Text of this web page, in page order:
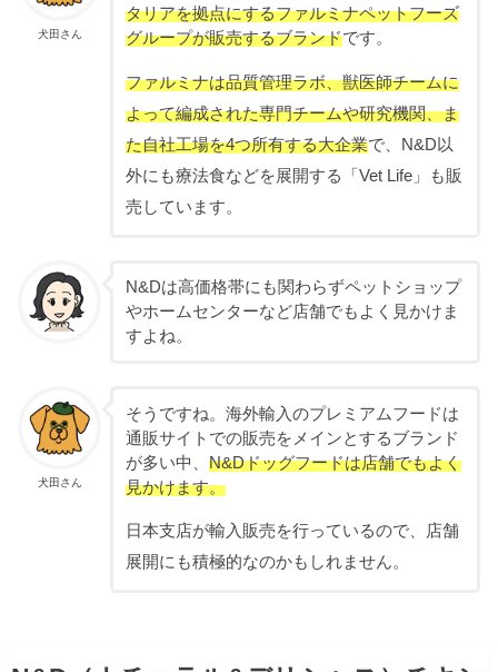
犬田さん
タリアを拠点にするファルミナペットフーズ
グループが販売するブランドです。
ファルミナは品質管理ラボ、獣医師チームに
よって編成された専門チームや研究機関、ま
た自社工場を4つ所有する大企業で、N&D以
外にも療法食などを展開する「Vet Life」も販
売しています。
N&Dは高価格帯にも関わらずペットショップ
やホームセンターなど店舗でもよく見かけま
すよね。
犬田さん
そうですね。海外輸入のプレミアムフードは
通販サイトでの販売をメインとするブランド
が多い中、 N&Dドッグフードは店舗でもよく
見かけます。
日本支店が輸入販売を行っているので、店舗
展開にも積極的なのかもしれません。